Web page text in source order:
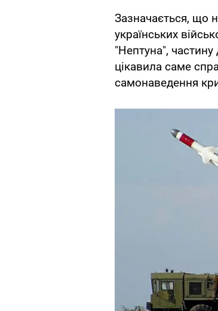
Зазначається, що
українських
"Нептуна",
цікавила саме
самонаведення